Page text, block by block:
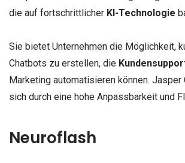
die auf fortschrittlicher KI-Technologie
Sie bietet Unternehmen die Möglichkeit,
Chatbots zu erstellen, die
Marketing automatisieren können. Jasper
sich durch eine hohe Anpassbarkeit und
Neuroflash